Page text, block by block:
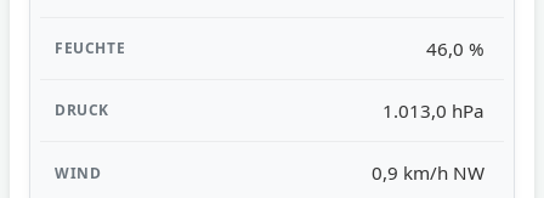
46,0 %
1.013,0 hPa
0,9 km/h NW